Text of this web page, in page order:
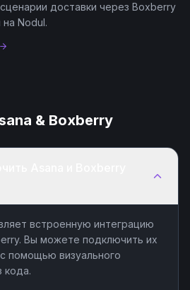
доставки через Boxberry
Nodul.
& Boxberry
встроенную интеграцию
Вы можете подключить их
помощью визуального
кода.